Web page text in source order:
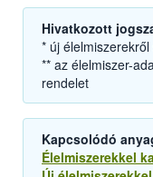
Hivatkozott
* új
** az élelmiszer-
rendelet
Kapcsolódó
Élelmiszerekkel